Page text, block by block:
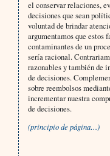
el conservar relaciones,
decisiones que sean
voluntad de brindar
argumentamos que estos
contaminantes de un
sería racional.
razonables y también de
de decisiones.
sobre reembolsos
incrementar nuestra
de decisiones.
(principio de página…)